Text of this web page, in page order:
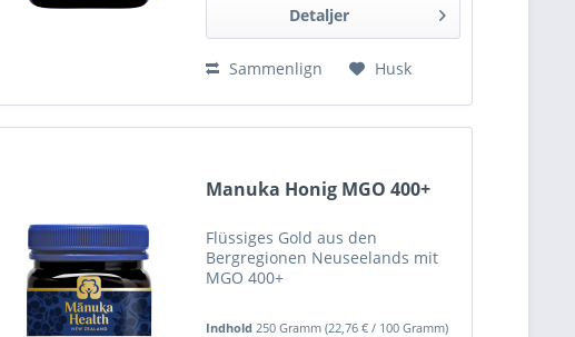
Detaljer
Sammenlign Husk
Manuka Honig MGO 400+
Flüssiges Gold aus den
Bergregionen Neuseelands mit
MGO 400+
Indhold 250 Gramm(22,76 € / 100 Gramm)